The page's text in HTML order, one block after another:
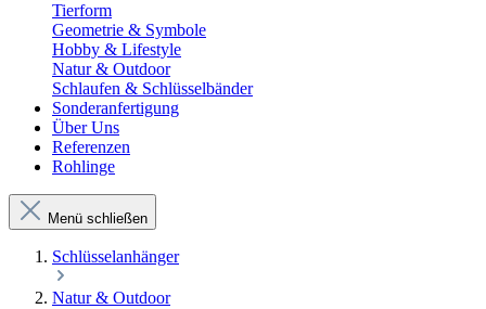
Tierform
Geometrie & Symbole
Hobby & Lifestyle
Natur & Outdoor
Schlaufen & Schlüsselbänder
Sonderanfertigung
Über Uns
Referenzen
Rohlinge
Menü schließen
Schlüsselanhänger
Natur & Outdoor